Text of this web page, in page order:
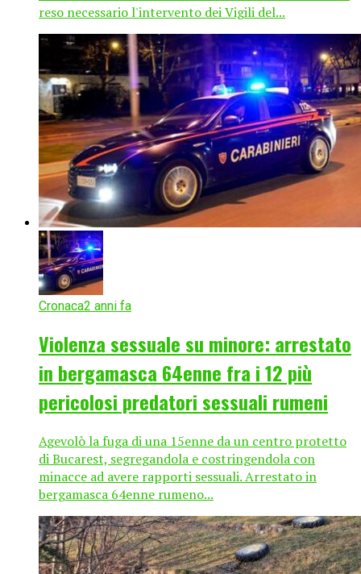
reso necessario l'intervento dei Vigili del...
Cronaca2 anni fa
Violenza sessuale su minore: arrestato
in bergamasca 64enne fra i 12 più
pericolosi predatori sessuali rumeni
Agevolò la fuga di una 15enne da un centro protetto
di Bucarest, segregandola e costringendola con
minacce ad avere rapporti sessuali. Arrestato in
bergamasca 64enne rumeno...